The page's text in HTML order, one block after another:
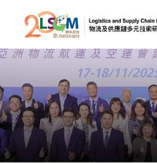
跳到内容（按回车
A A